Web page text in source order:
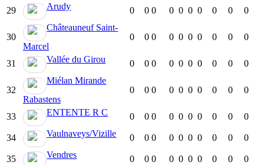
29 Arudy 0 0 0 0 0 0 0 0 0 0
30
Châteauneuf Saint-
Marcel
0 0 0 0 0 0 0 0 0 0
31 Vallée du Girou 0 0 0 0 0 0 0 0 0 0
32
Miélan Mirande
Rabastens
0 0 0 0 0 0 0 0 0 0
33 ENTENTE R C 0 0 0 0 0 0 0 0 0 0
34 Vaulnaveys/Vizille 0 0 0 0 0 0 0 0 0 0
35 Vendres 0 0 0 0 0 0 0 0 0 0